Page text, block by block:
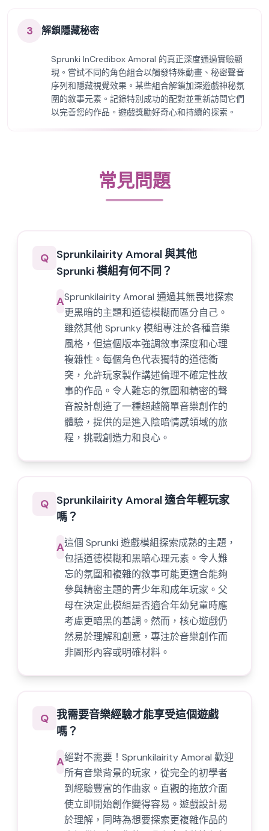
3 解鎖隱藏秘密
Sprunki InCredibox Amoral 的真正深度通過實驗顯
現。嘗試不同的角色組合以觸發特殊動畫、秘密聲音
序列和隱藏視覺效果。某些組合解鎖加深遊戲神秘氛
圍的敘事元素。記錄特別成功的配對並重新訪問它們
以完善您的作品。遊戲獎勵好奇心和持續的探索。
常見問題
Q Sprunkilairity Amoral 與其他
Sprunki 模組有何不同？
ASprunkilairity Amoral 通過其無畏地探索
更黑暗的主題和道德模糊而區分自己。
雖然其他 Sprunky 模組專注於各種音樂
風格，但這個版本強調敘事深度和心理
複雜性。每個角色代表獨特的道德衝
突，允許玩家製作講述倫理不確定性故
事的作品。令人難忘的氛圍和精密的聲
音設計創造了一種超越簡單音樂創作的
體驗，提供的是進入陰暗情感領域的旅
程，挑戰創造力和良心。
Q Sprunkilairity Amoral 適合年輕玩家
嗎？
A這個 Sprunki 遊戲模組探索成熟的主題，
包括道德模糊和黑暗心理元素。令人難
忘的氛圍和複雜的敘事可能更適合能夠
參與精密主題的青少年和成年玩家。父
母在決定此模組是否適合年幼兒童時應
考慮更暗黑的基調。然而，核心遊戲仍
然易於理解和創意，專注於音樂創作而
非圖形內容或明確材料。
Q 我需要音樂經驗才能享受這個遊戲
嗎？
A絕對不需要！Sprunkilairity Amoral 歡迎
所有音樂背景的玩家，從完全的初學者
到經驗豐富的作曲家。直觀的拖放介面
使立即開始創作變得容易。遊戲設計易
於理解，同時為想要探索更複雜作品的